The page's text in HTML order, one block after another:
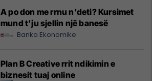
A po don me rrnu n’deti? Kursimet
mund t’ju sjellin një banesë
Banka Ekonomike
Plan B Creative rrit ndikimin e
biznesit tuaj online